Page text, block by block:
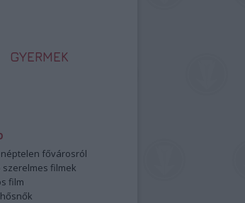
GYERMEK
fővárosról
szerelmes filmek
film